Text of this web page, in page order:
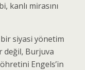
kanlı mirasını
siyasi yönetim
değil, Burjuva
Engels’in